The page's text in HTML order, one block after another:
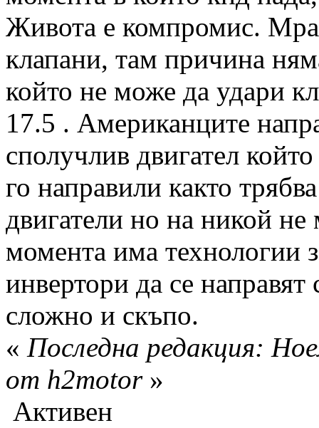
Живота е компромис.
клапани, там причина
който не може да удари
17.5 . Американците
сполучлив двигател
го направили както
двигатели но на никой
момента има технологии
инвертори да се
сложно и скъпо.
« Последна редакция:
от h2motor»
Активен